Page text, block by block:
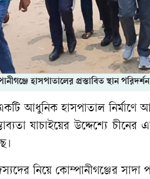
হাসপাতালের প্রস্তাবিত স্থান
আধুনিক হাসপাতাল নির্মাণে
যাচাইয়ের উদ্দেশ্যে
নিয়ে কোম্পানীগঞ্জের